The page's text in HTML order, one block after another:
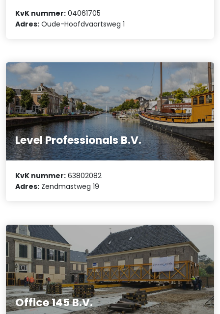
KvK nummer: 04061705
Adres: Oude-Hoofdvaartsweg 1
Level Professionals B.V.
KvK nummer: 63802082
Adres: Zendmastweg 19
Office 145 B.V.